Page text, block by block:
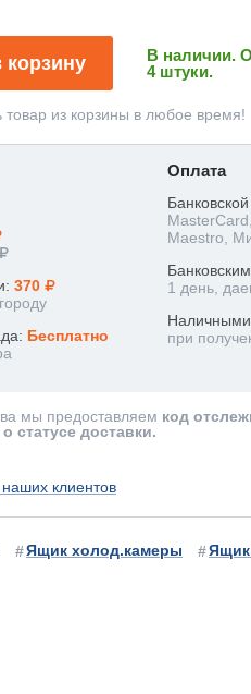
корзину
В наличии.
4 штуки.
из корзины в любое время!
370
Бесплатно
Оплата
Maestro,
1 день,
Наличными
при
мы предоставляем код
статусе доставки.
клиентов
Ящик холод.камеры